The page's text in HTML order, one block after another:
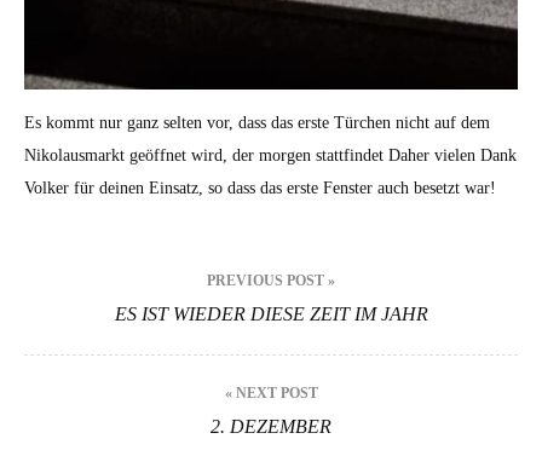
Es kommt nur ganz selten vor, dass das erste Türchen nicht auf dem
Nikolausmarkt geöffnet wird, der morgen stattfindet Daher vielen Dank
Volker für deinen Einsatz, so dass das erste Fenster auch besetzt war!
PREVIOUS POST »
ES IST WIEDER DIESE ZEIT IM JAHR
« NEXT POST
2. DEZEMBER